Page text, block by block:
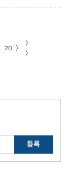
20 〉
〉
〉
등록